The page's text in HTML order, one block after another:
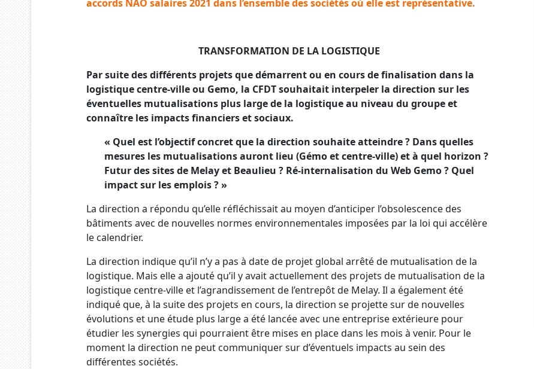
accords NAO salaires 2021 dans l’ensemble des sociétés où elle est représentative.
TRANSFORMATION DE LA LOGISTIQUE
Par suite des différents projets que démarrent ou en cours de finalisation dans la
logistique centre-ville ou Gemo, la CFDT souhaitait interpeler la direction sur les
éventuelles mutualisations plus large de la logistique au niveau du groupe et
connaître les impacts financiers et sociaux.
« Quel est l’objectif concret que la direction souhaite atteindre ? Dans quelles
mesures les mutualisations auront lieu (Gémo et centre-ville) et à quel horizon ?
Futur des sites de Melay et Beaulieu ? Ré-internalisation du Web Gemo ? Quel
impact sur les emplois ? »
La direction a répondu qu’elle réfléchissait au moyen d’anticiper l’obsolescence des
bâtiments avec de nouvelles normes environnementales imposées par la loi qui accélère
le calendrier.
La direction indique qu’il n’y a pas à date de projet global arrêté de mutualisation de la
logistique. Mais elle a ajouté qu’il y avait actuellement des projets de mutualisation de la
logistique centre-ville et l’agrandissement de l’entrepôt de Melay. Il a également été
indiqué que, à la suite des projets en cours, la direction se projette sur de nouvelles
évolutions et une étude plus large a été lancée avec une entreprise extérieure pour
étudier les synergies qui pourraient être mises en place dans les mois à venir. Pour le
moment la direction ne peut communiquer sur d’éventuels impacts au sein des
différentes sociétés.